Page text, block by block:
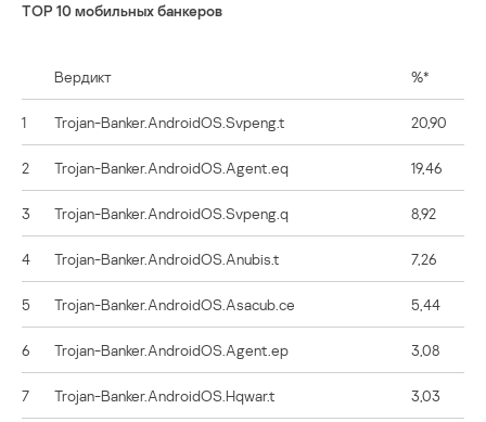
ТОР 10 мобильных банкеров
Вердикт %*
1 Trojan-Banker.AndroidOS.Svpeng.t 20,90
2 Trojan-Banker.AndroidOS.Agent.eq 19,46
3 Trojan-Banker.AndroidOS.Svpeng.q 8,92
4 Trojan-Banker.AndroidOS.Anubis.t 7,26
5 Trojan-Banker.AndroidOS.Asacub.ce 5,44
6 Trojan-Banker.AndroidOS.Agent.ep 3,08
7 Trojan-Banker.AndroidOS.Hqwar.t 3,03